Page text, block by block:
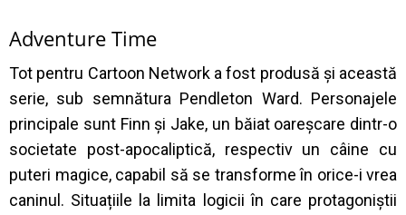
Adventure Time
Tot pentru Cartoon Network a fost produsă și această
serie, sub semnătura Pendleton Ward. Personajele
principale sunt Finn și Jake, un băiat oareșcare dintr-o
societate post-apocaliptică, respectiv un câine cu
puteri magice, capabil să se transforme în orice-i vrea
caninul. Situațiile la limita logicii în care protagoniștii